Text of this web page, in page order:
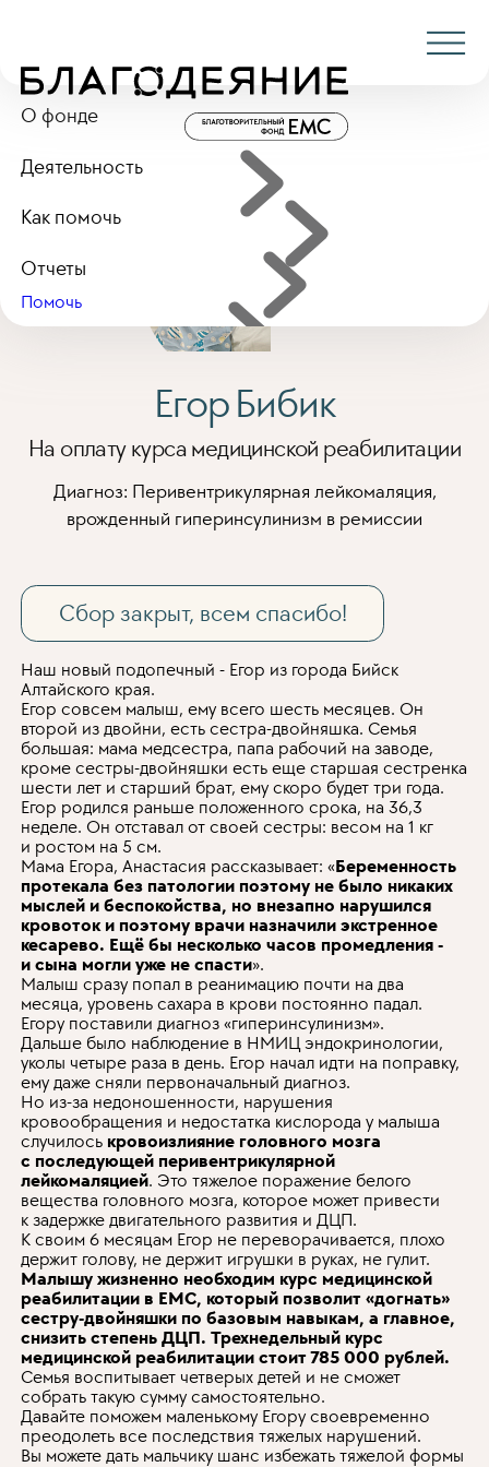
О фонде
Попечители
Команда
Документы
Партнеры
Деятельность
Программа
Подопечные
Как помочь
Варианты помощи
Отчеты
Помочь
Главная Деятельность Подопечные Егор Бибик
Егор Бибик
На оплату курса медицинской реабилитации
Диагноз: Перивентрикулярная лейкомаляция,
врожденный гиперинсулинизм в ремиссии
Сбор закрыт, всем спасибо!
Наш новый подопечный - Егор из города Бийск
Алтайского края.
Егор совсем малыш, ему всего шесть месяцев. Он
второй из двойни, есть сестра-двойняшка. Семья
большая: мама медсестра, папа рабочий на заводе,
кроме сестры-двойняшки есть еще старшая сестренка
шести лет и старший брат, ему скоро будет три года.
Егор родился раньше положенного срока, на 36,3
неделе. Он отставал от своей сестры: весом на 1 кг
и ростом на 5 см.
Мама Егора, Анастасия рассказывает: «Беременность
протекала без патологии поэтому не было никаких
мыслей и беспокойства, но внезапно нарушился
кровоток и поэтому врачи назначили экстренное
кесарево. Ещё бы несколько часов промедления -
и сына могли уже не спасти».
Малыш сразу попал в реанимацию почти на два
месяца, уровень сахара в крови постоянно падал.
Егору поставили диагноз «гиперинсулинизм».
Дальше было наблюдение в НМИЦ эндокринологии,
уколы четыре раза в день. Егор начал идти на поправку,
ему даже сняли первоначальный диагноз.
Но из-за недоношенности, нарушения
кровообращения и недостатка кислорода у малыша
случилось кровоизлияние головного мозга
с последующей перивентрикулярной
лейкомаляцией. Это тяжелое поражение белого
вещества головного мозга, которое может привести
к задержке двигательного развития и ДЦП.
К своим 6 месяцам Егор не переворачивается, плохо
держит голову, не держит игрушки в руках, не гулит.
Малышужизненно необходим курс медицинской
реабилитации в EMC, который позволит «догнать»
сестру-двойняшки по базовым навыкам, а главное,
снизить степень ДЦП.Трехнедельный курс
медицинской реабилитации стоит 785 000 рублей.
Семья воспитывает четверых детей и не сможет
собрать такую сумму самостоятельно.
Давайте поможем маленькому Егору своевременно
преодолеть все последствия тяжелых нарушений.
Вы можете дать мальчику шанс избежать тяжелой формы